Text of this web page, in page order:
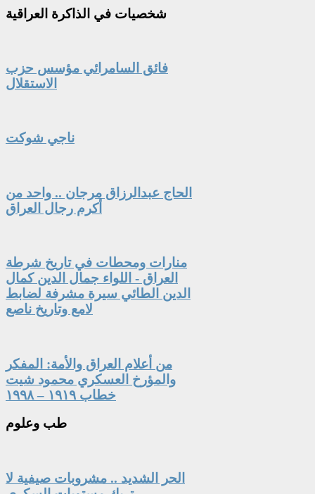
شخصيات في الذاكرة العراقية
فائق السامرائي مؤسس حزب
الاستقلال
ناجي شوكت
الحاج عبدالرزاق مرجان .. واحد من
أكرم رجال العراق
منارات ومحطات في تاريخ شرطة
العراق - اللواء جمال الدين كمال
الدين الطائي سيرة مشرفة لضابط
لامع وتاريخ ناصع
من أعلام العراق والأمة: المفكر
والمؤرخ العسكري محمود شيت
خطاب ١٩١٩ – ١٩٩٨
طب وعلوم
الحر الشديد .. مشروبات صيفية لا